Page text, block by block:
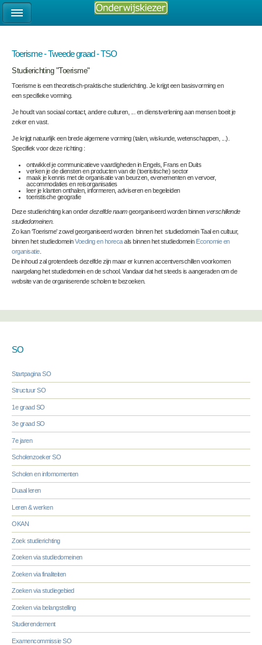
Toerisme - Tweede graad - TSO
Studierichting "Toerisme"
Toerisme is een theoretisch-praktische studierichting. Je krijgt een basisvorming en
een specifieke vorming.
Je houdt van sociaal contact, andere culturen, ... en dienstverlening aan mensen boeit je
zeker en vast.
Je krijgt natuurlijk een brede algemene vorming (talen, wiskunde, wetenschappen, ...).
Specifiek voor deze richting :
ontwikkel je communicatieve vaardigheden in Engels, Frans en Duits
verken je de diensten en producten van de (toeristische) sector
maak je kennis met de organisatie van beurzen, evenementen en vervoer,
accommodaties en reisorganisaties
leer je klanten onthalen, informeren, adviseren en begeleiden
toeristische geografie
Deze studierichting kan onderdezelfde naamgeorganiseerd worden binnenverschillende
studiedomeinen.
Zo kan ‘Toerisme’ zowel georganiseerd worden binnen het studiedomein Taal en cultuur,
binnen het studiedomeinVoeding en horecaals binnen het studiedomein Economie en
organisatie.
De inhoud zal grotendeels dezelfde zijn maar er kunnen accentverschillen voorkomen
naargelang het studiedomein en de school. Vandaar dat het steeds is aangeraden om de
website van de organiserende scholen te bezoeken.
SO
Startpagina SO
Structuur SO
1e graad SO
3e graad SO
7e jaren
Scholenzoeker SO
Scholen en infomomenten
Duaal leren
Leren & werken
OKAN
Zoek studierichting
Zoeken via studiedomeinen
Zoeken via finaliteiten
Zoeken via studiegebied
Zoeken via belangstelling
Studierendement
Examencommissie SO